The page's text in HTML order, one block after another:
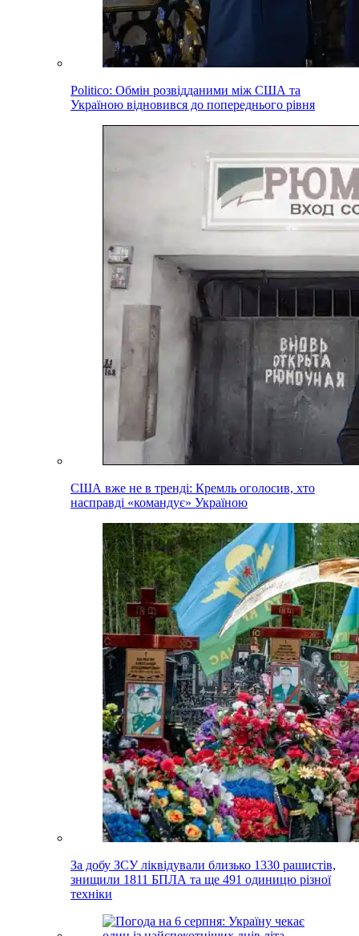
Politico: Обмін розвідданими між США та
Україною відновився до попереднього рівня
США вже не в тренді: Кремль оголосив, хто
насправді «командує» Україною
За добу ЗСУ ліквідували близько 1330 рашистів,
знищили 1811 БПЛА та ще 491 одиницю різної
техніки